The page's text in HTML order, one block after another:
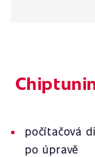
počítačová
po úpravě